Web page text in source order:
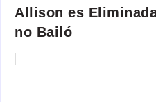
Allison es
no Bailó